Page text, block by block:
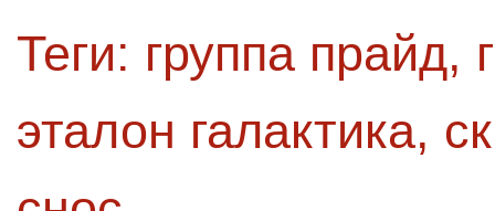
Теги: группа прайд,
эталон галактика,